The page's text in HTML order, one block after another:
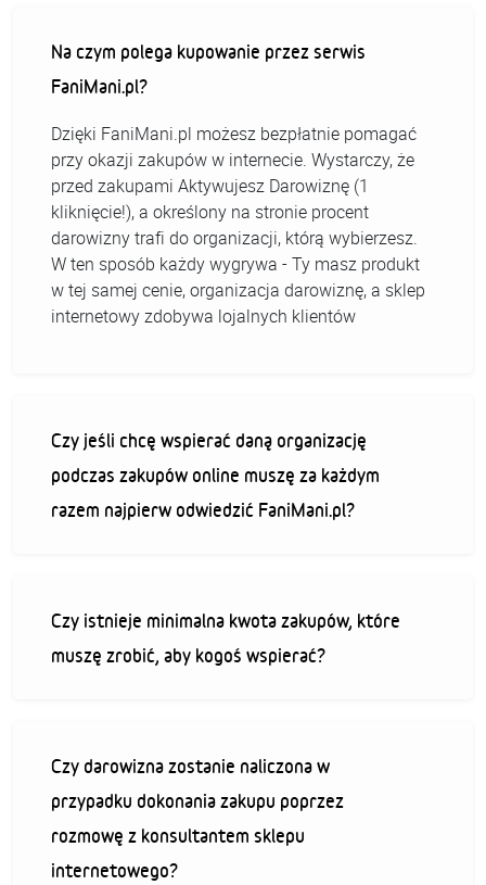
Na czym polega kupowanie przez serwis
FaniMani.pl?
Dzięki FaniMani.pl możesz bezpłatnie pomagać
przy okazji zakupów w internecie. Wystarczy, że
przed zakupami Aktywujesz Darowiznę (1
kliknięcie!), a określony na stronie procent
darowizny trafi do organizacji, którą wybierzesz.
W ten sposób każdy wygrywa - Ty masz produkt
w tej samej cenie, organizacja darowiznę, a sklep
internetowy zdobywa lojalnych klientów
Czy jeśli chcę wspierać daną organizację
podczas zakupów online muszę za każdym
razem najpierw odwiedzić FaniMani.pl?
Czy istnieje minimalna kwota zakupów, które
muszę zrobić, aby kogoś wspierać?
Czy darowizna zostanie naliczona w
przypadku dokonania zakupu poprzez
rozmowę z konsultantem sklepu
internetowego?